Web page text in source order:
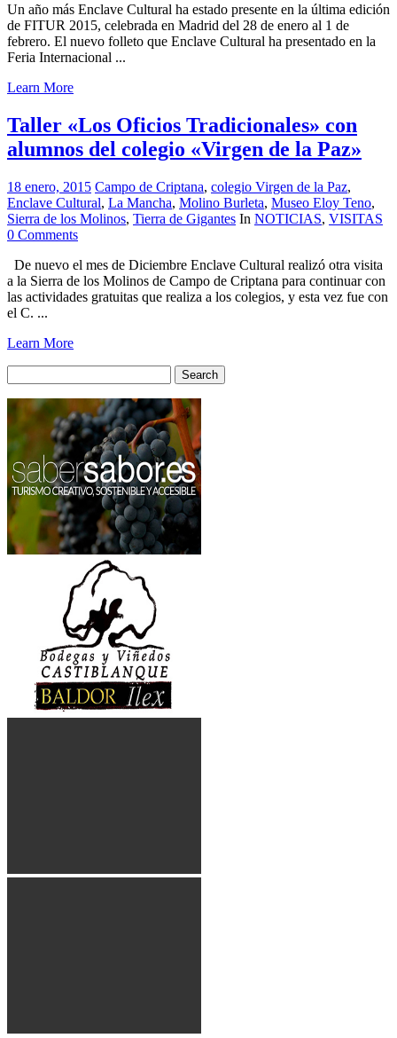
Un año más Enclave Cultural ha estado presente en la última edición
de FITUR 2015, celebrada en Madrid del 28 de enero al 1 de
febrero. El nuevo folleto que Enclave Cultural ha presentado en la
Feria Internacional ...
Learn More
Taller «Los Oficios Tradicionales» con
alumnos del colegio «Virgen de la Paz»
18 enero, 2015 Campo de Criptana, colegio Virgen de la Paz,
Enclave Cultural, La Mancha, Molino Burleta, Museo Eloy Teno,
Sierra de los Molinos, Tierra de Gigantes In NOTICIAS, VISITAS
0 Comments
De nuevo el mes de Diciembre Enclave Cultural realizó otra visita
a la Sierra de los Molinos de Campo de Criptana para continuar con
las actividades gratuitas que realiza a los colegios, y esta vez fue con
el C. ...
Learn More
Search